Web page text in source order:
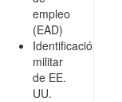
empleo
(EAD)
Identificación
militar
de EE.
UU.